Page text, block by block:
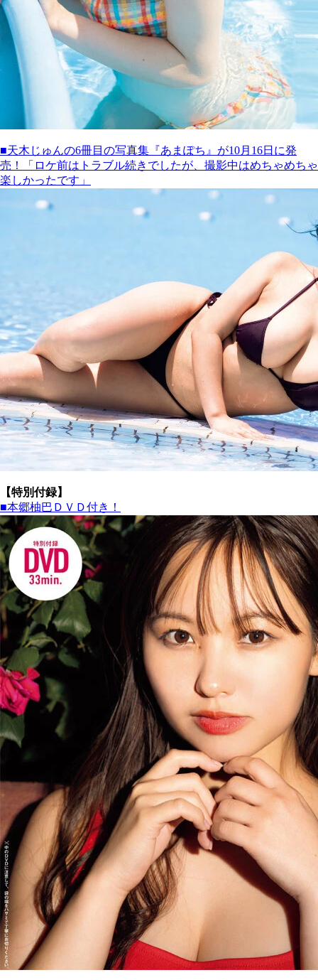
■天木じゅんの6冊目の写真集『あまぽち』が10月16日に発
売！「ロケ前はトラブル続きでしたが、撮影中はめちゃめちゃ
楽しかったです」
【特別付録】
■本郷柚巴ＤＶＤ付き！